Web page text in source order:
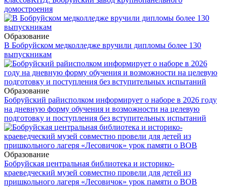
домостроения
Образование
В Бобруйском медколледже вручили дипломы более 130
выпускникам
Образование
Бобруйский райисполком информирует о наборе в 2026 году
на дневную форму обучения и возможности на целевую
подготовку и поступления без вступительных испытаний
Образование
Бобруйская центральная библиотека и историко-
краеведческий музей совместно провели для детей из
пришкольного лагеря «Лесовичок» урок памяти о ВОВ